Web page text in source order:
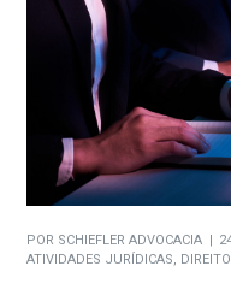
POR SCHIEFLER ADVOCACIA
ATIVIDADES JURÍDICAS,